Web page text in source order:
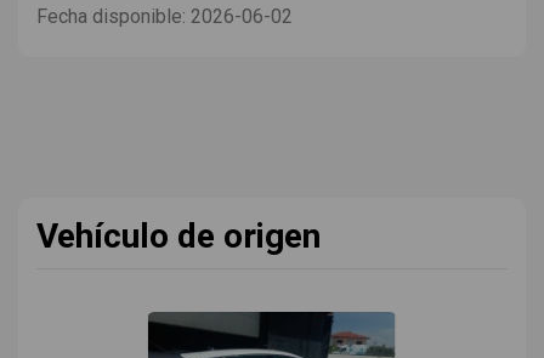
Fecha disponible: 2026-06-02
Vehículo de origen